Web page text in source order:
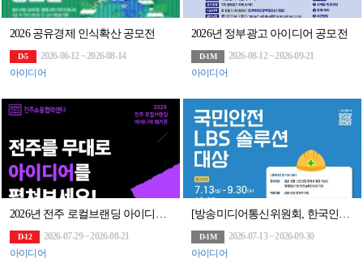
2026 공유경제 인식확산 공모전
D-5
2026-06-12 ~ 2026-08-14
아이디어
2026년 정부광고 아이디어 공모전
D-1M
2026-08-12 ~ 2026-09-21
아이디어
D-12
2026-07-29 ~ 2026-08-21
아이디어
D-1M
2026-07-13 ~ 2026-09-30
아이디어